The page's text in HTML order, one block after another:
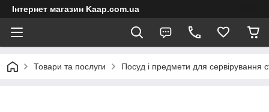
Інтернет магазин Kaap.com.ua
Товари та послуги Посуд і предмети для сервірування